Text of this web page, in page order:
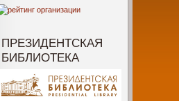
ПРЕЗИДЕНТСКАЯ
БИБЛИОТЕКА